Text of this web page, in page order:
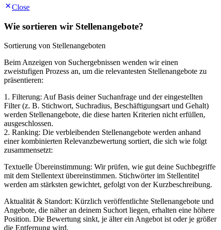
Close
Wie sortieren wir Stellenangebote?
Sortierung von Stellenangeboten
Beim Anzeigen von Suchergebnissen wenden wir einen
zweistufigen Prozess an, um die relevantesten Stellenangebote zu
präsentieren:
1. Filterung: Auf Basis deiner Suchanfrage und der eingestellten
Filter (z. B. Stichwort, Suchradius, Beschäftigungsart und Gehalt)
werden Stellenangebote, die diese harten Kriterien nicht erfüllen,
ausgeschlossen.
2. Ranking: Die verbleibenden Stellenangebote werden anhand
einer kombinierten Relevanzbewertung sortiert, die sich wie folgt
zusammensetzt:
Textuelle Übereinstimmung: Wir prüfen, wie gut deine Suchbegriffe
mit dem Stellentext übereinstimmen. Stichwörter im Stellentitel
werden am stärksten gewichtet, gefolgt von der Kurzbeschreibung.
Aktualität & Standort: Kürzlich veröffentlichte Stellenangebote und
Angebote, die näher an deinem Suchort liegen, erhalten eine höhere
Position. Die Bewertung sinkt, je älter ein Angebot ist oder je größer
die Entfernung wird.